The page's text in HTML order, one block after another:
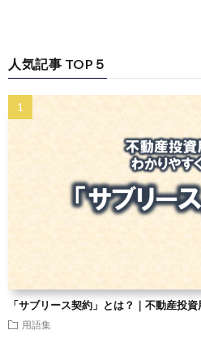
人気記事 TOP５
「サブリース契約」とは？｜不動産投
用語集